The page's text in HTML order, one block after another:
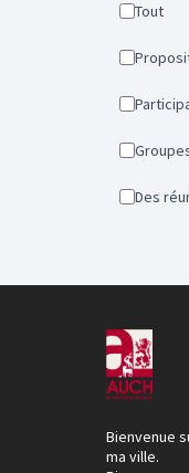
Tout
Des
Bienvenue
ma ville.